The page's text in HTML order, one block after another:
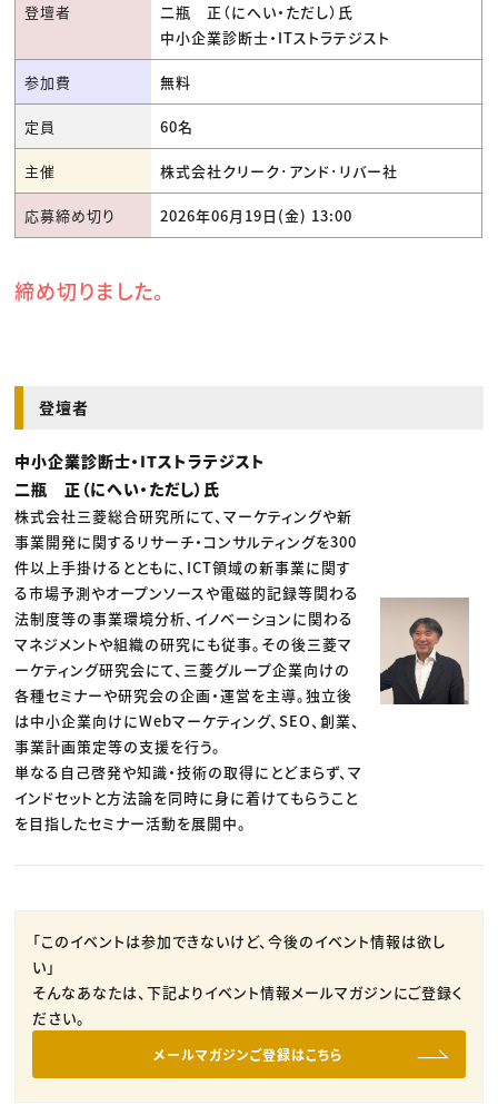
登壇者
二瓶 正（にへい・ただし）氏
中小企業診断士・ITストラテジスト
参加費 無料
定員 60名
主催 株式会社クリーク･アンド･リバー社
応募締め切り 2026年06月19日(金) 13:00
締め切りました。
登壇者
中小企業診断士・ITストラテジスト
二瓶 正（にへい・ただし）氏
株式会社三菱総合研究所にて、マーケティングや新
事業開発に関するリサーチ・コンサルティングを300
件以上手掛けるとともに、ICT領域の新事業に関す
る市場予測やオープンソースや電磁的記録等関わる
法制度等の事業環境分析、イノベーションに関わる
マネジメントや組織の研究にも従事。その後三菱マ
ーケティング研究会にて、三菱グループ企業向けの
各種セミナーや研究会の企画・運営を主導。独立後
は中小企業向けにWebマーケティング、SEO、創業、
事業計画策定等の支援を行う。
単なる自己啓発や知識・技術の取得にとどまらず、マ
インドセットと方法論を同時に身に着けてもらうこと
を目指したセミナー活動を展開中。
「このイベントは参加できないけど、今後のイベント情報は欲し
い」
そんなあなたは、下記よりイベント情報メールマガジンにご登録く
ださい。
メールマガジンご登録はこちら